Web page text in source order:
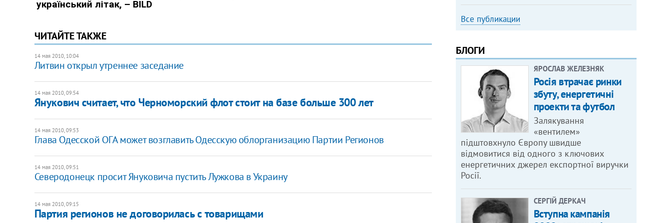
ЧИТАЙТЕ ТАКЖЕ
14 мая 2010, 10:04
Литвин открыл утреннее заседание
14 мая 2010, 09:54
Янукович считает, что Черноморский флот стоит на базе больше 300 лет
14 мая 2010, 09:53
Глава Одесской ОГА может возглавить Одесскую облорганизацию Партии Регионов
14 мая 2010, 09:51
Северодонецк просит Януковича пустить Лужкова в Украину
14 мая 2010, 09:15
Партия регионов не договорилась с товарищами
Все публикации
БЛОГИ
ЯРОСЛАВ ЖЕЛЕЗНЯК
Росія втрачає ринки
збуту, енергетичні
проекти та футбол
Залякування
«вентилем»
підштовхнуло Європу швидше
відмовитися від одного з ключових
енергетичних джерел експортної виручки
Росії.
СЕРГІЙ ДЕРКАЧ
Вступна кампанія